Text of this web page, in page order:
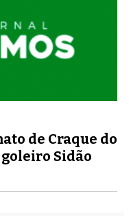
de Craque do
goleiro Sidão